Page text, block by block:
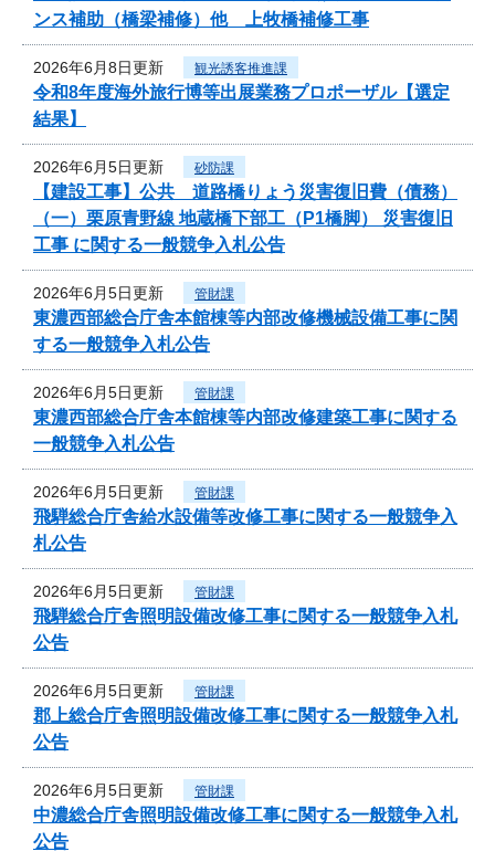
ンス補助（橋梁補修）他 上牧橋補修工事
2026年6月8日更新 観光誘客推進課
令和8年度海外旅行博等出展業務プロポーザル【選定
結果】
2026年6月5日更新 砂防課
【建設工事】公共 道路橋りょう災害復旧費（債務）
（一）栗原青野線 地蔵橋下部工（P1橋脚） 災害復旧
工事 に関する一般競争入札公告
2026年6月5日更新 管財課
東濃西部総合庁舎本館棟等内部改修機械設備工事に関
する一般競争入札公告
2026年6月5日更新 管財課
東濃西部総合庁舎本館棟等内部改修建築工事に関する
一般競争入札公告
2026年6月5日更新 管財課
飛騨総合庁舎給水設備等改修工事に関する一般競争入
札公告
2026年6月5日更新 管財課
飛騨総合庁舎照明設備改修工事に関する一般競争入札
公告
2026年6月5日更新 管財課
郡上総合庁舎照明設備改修工事に関する一般競争入札
公告
2026年6月5日更新 管財課
中濃総合庁舎照明設備改修工事に関する一般競争入札
公告